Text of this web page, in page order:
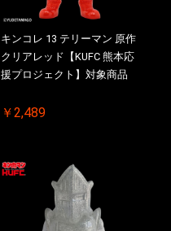
キンコレ 13 テリーマン 原作
クリアレッド【KUFC 熊本応
援プロジェクト】対象商品
￥2,489